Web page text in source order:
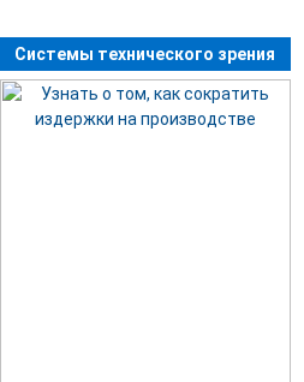
Системы технического зрения